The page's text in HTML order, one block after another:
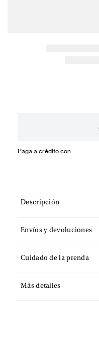
Paga a crédito con
Descripción
Envíos y devoluciones
Cuidado de la prenda
Más detalles